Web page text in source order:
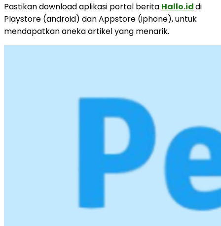
Pastikan download aplikasi portal berita Hallo.iddi
Playstore (android) dan Appstore (iphone), untuk
mendapatkan aneka artikel yang menarik.